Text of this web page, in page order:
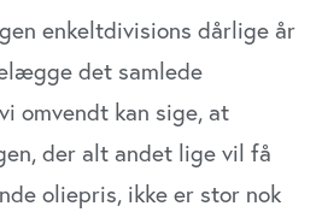
enkeltdivisions dårlige år
det samlede
omvendt kan sige, at
der alt andet lige vil få
oliepris, ikke er stor nok